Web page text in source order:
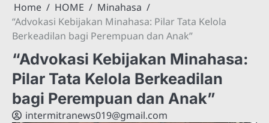
Home HOME
Minahasa
“Advokasi Kebijakan Minahasa: Pilar Tata Kelola
Berkeadilan bagi Perempuan dan Anak”
“Advokasi Kebijakan Minahasa:
Pilar Tata Kelola Berkeadilan
bagi Perempuan dan Anak”
intermitranews019@gmail.com